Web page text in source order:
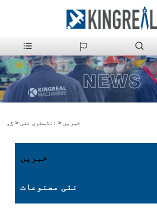
گھر > خبریں > انڈسٹری نئی
خبریں
نئی مصنوعات